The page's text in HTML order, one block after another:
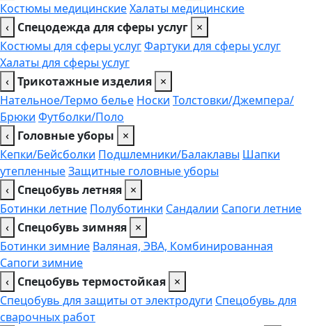
Костюмы медицинскиеХалаты медицинские
‹ Спецодежда для сферы услуг ×
Костюмы для сферы услугФартуки для сферы услуг
Халаты для сферы услуг
‹ Трикотажные изделия ×
Нательное/Термо белье Носки Толстовки/Джемпера/
Брюки Футболки/Поло
‹ Головные уборы
×
Кепки/Бейсболки Подшлемники/Балаклавы Шапки
утепленныеЗащитные головные уборы
‹ Спецобувь летняя ×
Ботинки летние Полуботинки Сандалии Сапоги летние
‹ Спецобувь зимняя ×
Ботинки зимние Валяная, ЭВА, Комбинированная
Сапоги зимние
‹ Спецобувь термостойкая ×
Спецобувь для защиты от электродуги Спецобувь для
сварочных работ